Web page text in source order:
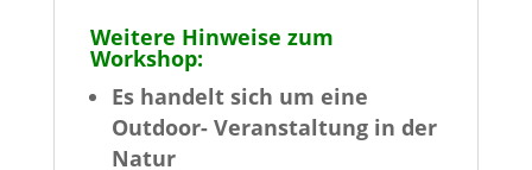
Weitere Hinweise zum
Workshop:
Es handelt sich um eine
Outdoor- Veranstaltung in der
Natur